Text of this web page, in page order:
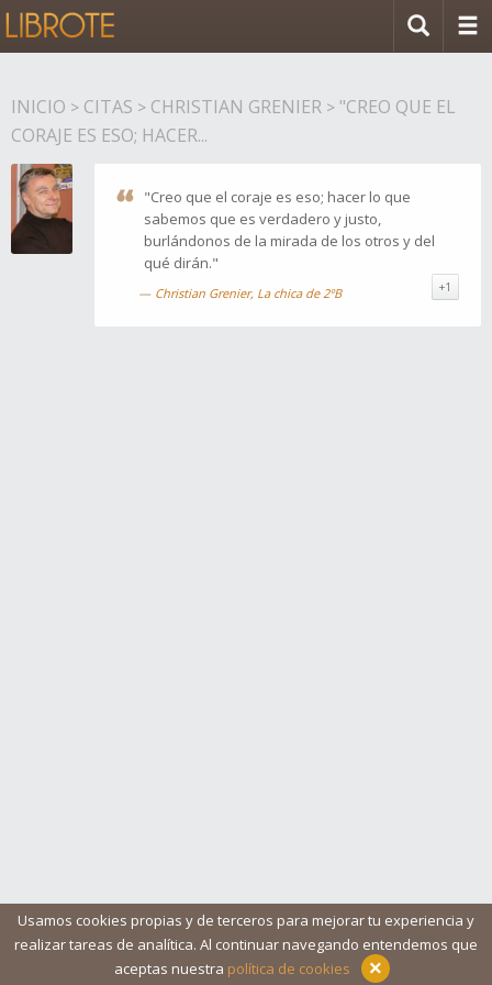
Usamos cookies propias y de terceros para mejorar tu experiencia y
realizar tareas de analítica. Al continuar navegando entendemos que
aceptas nuestra política de cookies ×
INICIO > CITAS > CHRISTIAN GRENIER > "CREO QUE EL
CORAJE ES ESO; HACER...
"Creo que el coraje es eso; hacer lo que
sabemos que es verdadero y justo,
burlándonos de la mirada de los otros y del
qué dirán."
Christian Grenier, La chica de 2ºB +1
Aviso legal